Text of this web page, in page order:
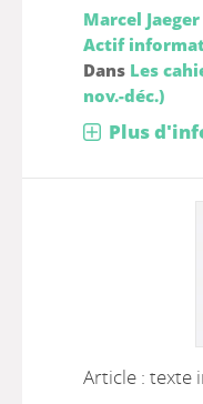
Marcel Jaeger
Actif
Dans Les
nov.-déc.)
Plus
Article : texte